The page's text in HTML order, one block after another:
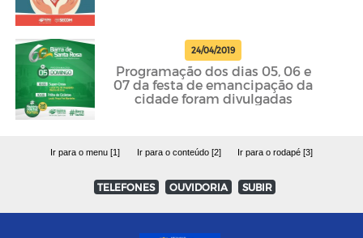
24/04/2019
Programação dos dias 05, 06 e
07 da festa de emancipação da
cidade foram divulgadas
Ir para o menu [1] Ir para o conteúdo [2] Ir para o rodapé [3]
TELEFONES OUVIDORIA SUBIR